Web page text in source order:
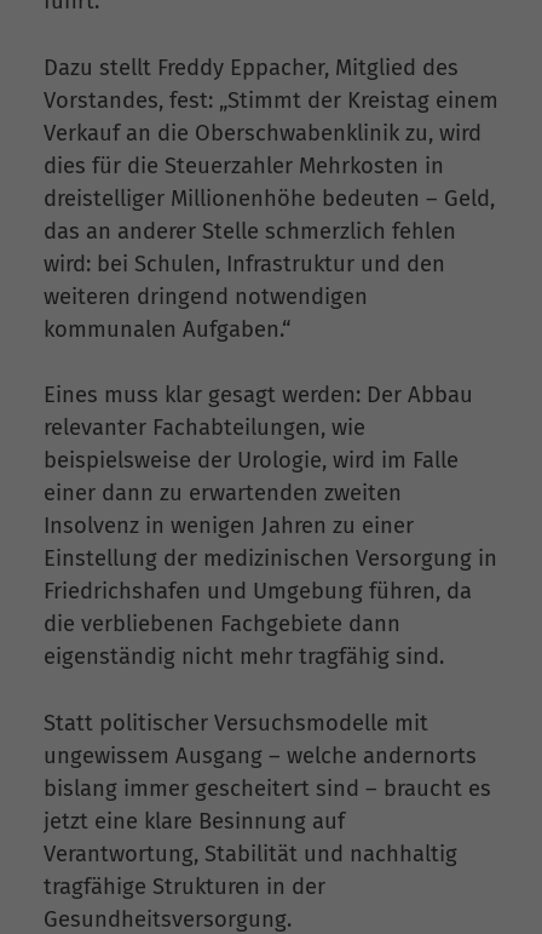
Dazu stellt Freddy Eppacher, Mitglied des
Vorstandes, fest: „Stimmt der Kreistag einem
Verkauf an die Oberschwabenklinik zu, wird
dies für die Steuerzahler Mehrkosten in
dreistelliger Millionenhöhe bedeuten – Geld,
das an anderer Stelle schmerzlich fehlen
wird: bei Schulen, Infrastruktur und den
weiteren dringend notwendigen
kommunalen Aufgaben.“
Eines muss klar gesagt werden: Der Abbau
relevanter Fachabteilungen, wie
beispielsweise der Urologie, wird im Falle
einer dann zu erwartenden zweiten
Insolvenz in wenigen Jahren zu einer
Einstellung der medizinischen Versorgung in
Friedrichshafen und Umgebung führen, da
die verbliebenen Fachgebiete dann
eigenständig nicht mehr tragfähig sind.
Statt politischer Versuchsmodelle mit
ungewissem Ausgang – welche andernorts
bislang immer gescheitert sind – braucht es
jetzt eine klare Besinnung auf
Verantwortung, Stabilität und nachhaltig
tragfähige Strukturen in der
Gesundheitsversorgung.